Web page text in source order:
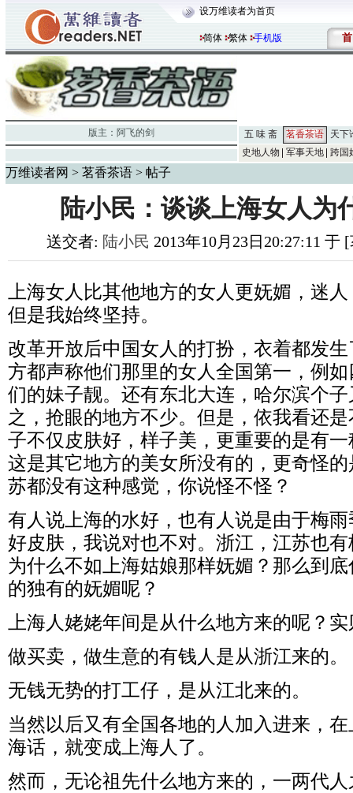
设万维读者为首页
简体 繁体 手机版 首
版主： 阿飞的剑 五 味 斋 茗香茶语
天下
史地人物
军事天地 跨国
万维读者网 > 茗香茶语 > 帖子
陆小民：谈谈上海女人为
送交者: 陆小民 2013年10月23日20:27:11 于
上海女人比其他地方的女人更妩媚，迷
但是我始终坚持。
改革开放后中国女人的打扮，衣着都发
方都声称他们那里的女人全国第一，例
们的妹子靓。还有东北大连，哈尔滨个
之，抢眼的地方不少。但是，依我看还
子不仅皮肤好，样子美，更重要的是有
这是其它地方的美女所没有的，更奇怪
苏都没有这种感觉，你说怪不怪？
有人说上海的水好，也有人说是由于梅
好皮肤，我说对也不对。浙江，江苏也
为什么不如上海姑娘那样妩媚？那么到
的独有的妩媚呢？
上海人姥姥年间是从什么地方来的呢？
做买卖，做生意的有钱人是从浙江来的。
无钱无势的打工仔，是从江北来的。
当然以后又有全国各地的人加入进来，
海话，就变成上海人了。
然而，无论祖先什么地方来的，一两代